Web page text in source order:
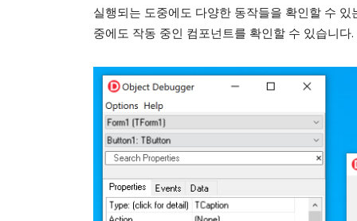
실행되는 도중에도 다양한 동작들을 확인할 수
중에도 작동 중인 컴포넌트를 확인할 수 있습니다.